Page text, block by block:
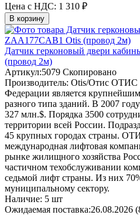
Цена с НДС: 1 310 ₽
В корзину
Датчик герконовый двери
(провод 2м)
Артикул:5079 Скопировано
Производитель: Otis/Отис ОТИС
Федерации является
разного типа зданий. В 2007
327 млн.$. Порядка 3500
территории всей России.
45 крупных городах страны.
международная лифтовая
рынке жилищного хозяйства
частичном техобслуживании
седьмой лифт страны. Из них
муниципальному сектору.
Наличие: 5 шт
Ожидаемая поставка:26.08.2026